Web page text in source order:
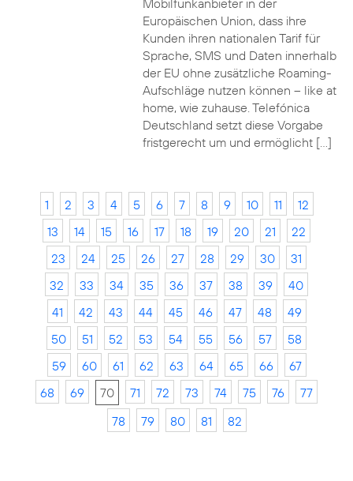
Mobilfunkanbieter in der
Europäischen Union, dass ihre
Kunden ihren nationalen Tarif für
Sprache, SMS und Daten innerhalb
der EU ohne zusätzliche Roaming-
Aufschläge nutzen können – like at
home, wie zuhause. Telefónica
Deutschland setzt diese Vorgabe
fristgerecht um und ermöglicht […]
1 2 3 4 5 6 7 8 9 10 11
12
13
14 15 16 17 18 19 20 21
22
23
24 25 26 27 28 29 30
31
32
33 34 35 36 37 38 39
40
41
42 43 44 45 46 47 48
49
50
51 52 53 54 55 56 57
58
59
60 61 62 63 64 65 66
67
68
69 70 71 72 73 74 75 76
77
78
79 80 81 82